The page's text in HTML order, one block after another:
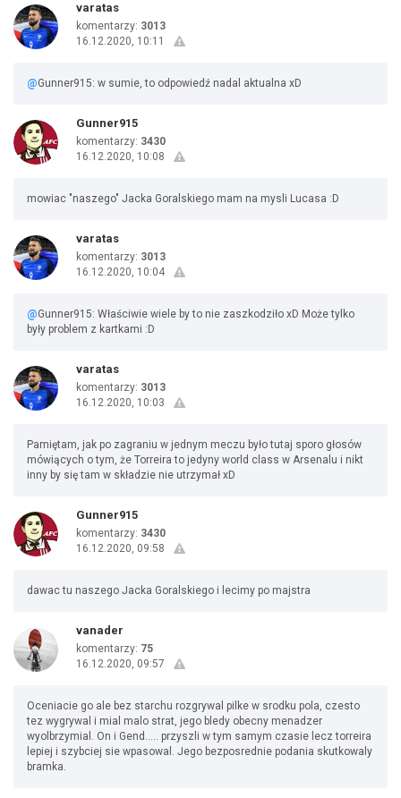
varatas
komentarzy: 3013
16.12.2020, 10:11
@Gunner915: w sumie, to odpowiedź nadal aktualna xD
Gunner915
komentarzy: 3430
16.12.2020, 10:08
mowiac "naszego" Jacka Goralskiego mam na mysli Lucasa :D
varatas
komentarzy: 3013
16.12.2020, 10:04
@Gunner915: Właściwie wiele by to nie zaszkodziło xD Może tylko
były problem z kartkami :D
varatas
komentarzy: 3013
16.12.2020, 10:03
Pamiętam, jak po zagraniu w jednym meczu było tutaj sporo głosów
mówiących o tym, że Torreira to jedyny world class w Arsenalu i nikt
inny by się tam w składzie nie utrzymał xD
Gunner915
komentarzy: 3430
16.12.2020, 09:58
dawac tu naszego Jacka Goralskiego i lecimy po majstra
vanader
komentarzy: 75
16.12.2020, 09:57
Oceniacie go ale bez starchu rozgrywal pilke w srodku pola, czesto
tez wygrywal i mial malo strat, jego bledy obecny menadzer
wyolbrzymial. On i Gend..... przyszli w tym samym czasie lecz torreira
lepiej i szybciej sie wpasowal. Jego bezposrednie podania skutkowaly
bramka.